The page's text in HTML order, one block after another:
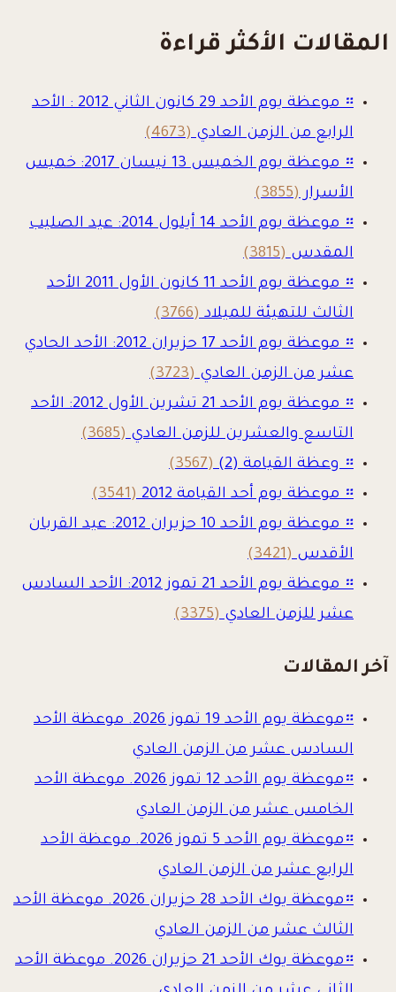
المقالات الأكثر قراءة
።
موعظة يوم الأحد 29 كانون الثاني 2012 : الأحد
الرابع من الزمن العادي(4673)
።
موعظة يوم الخميس 13 نيسان 2017: خميس
الأسرار(3855)
።
موعظة يوم الأحد 14 أيلول 2014: عيد الصليب
المقدس(3815)
።
موعظة يوم الأحد 11 كانون الأول 2011 الأحد
الثالث للتهيئة للميلاد(3766)
።
موعظة يوم الأحد 17 حزيران 2012: الأحد الحادي
عشر من الزمن العادي(3723)
።
موعظة يوم الأحد 21 تشرين الأول 2012: الأحد
التاسع والعشرين للزمن العادي(3685)
። وعظة القيامة (2)
(3567)
። موعظة يوم أحد القيامة 2012
(3541)
።
موعظة يوم الأحد 10 حزيران 2012: عيد القربان
الأقدس(3421)
።
موعظة يوم الأحد 21 تموز 2012: الأحد السادس
عشر للزمن العادي(3375)
آخر المقالات
።
موعظة يوم الأحد 19 تموز 2026. موعظة الأحد
السادس عشر من الزمن العادي
።
موعظة يوم الأحد 12 تموز 2026. موعظة الأحد
الخامس عشر من الزمن العادي
።
موعظة يوم الأحد 5 تموز 2026. موعظة الأحد
الرابع عشر من الزمن العادي
።
موعظة يوك الأحد 28 حزيران 2026. موعظة الأحد
الثالث عشر من الزمن العادي
።
موعظة يوك الأحد 21 حزيران 2026. موعظة الأحد